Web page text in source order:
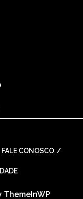
FALE CONOSCO
ThemeInWP